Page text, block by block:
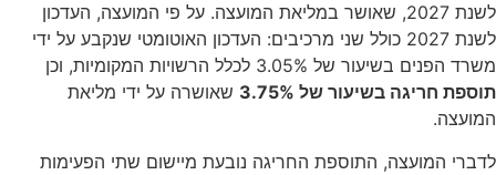
לשנת 2027, שאושר במליאת המועצה. על פי המועצה, העדכון
לשנת 2027 כולל שני מרכיבים: העדכון האוטומטי שנקבע על ידי
משרד הפנים בשיעור של 3.05% לכלל הרשויות המקומיות, וכן
תוספת חריגה בשיעור של 3.75%
שאושרה על ידי מליאת
המועצה.
לדברי המועצה, התוספת החריגה נובעת מיישום שתי הפעימות